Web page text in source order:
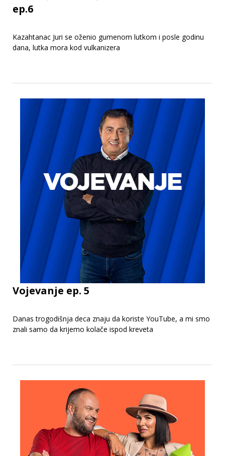
ep.6
Kazahtanac Juri se oženio gumenom lutkom i posle godinu
dana, lutka mora kod vulkanizera
Vojevanje ep. 5
Danas trogodišnja deca znaju da koriste YouTube, a mi smo
znali samo da krijemo kolače ispod kreveta